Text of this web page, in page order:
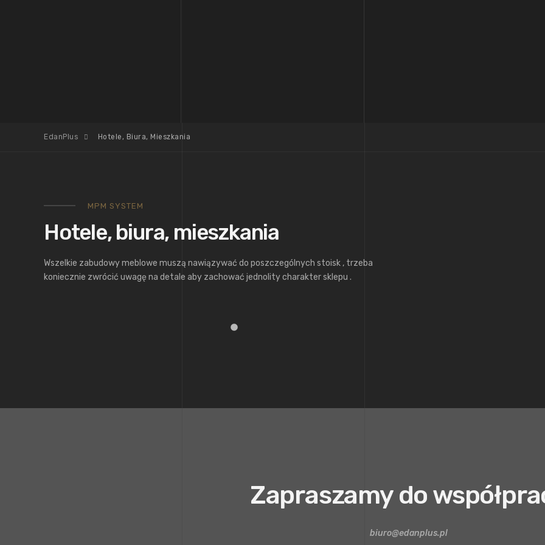
EdanPlus Hotele, Biura, Mieszkania
MPM SYSTEM
Hotele, biura, mieszkania
Wszelkie zabudowy meblowe muszą nawiązywać do poszczególnych stoisk , trzeba
koniecznie zwrócić uwagę na detale aby zachować jednolity charakter sklepu .
Zapraszamy do
biuro@edanplus.pl